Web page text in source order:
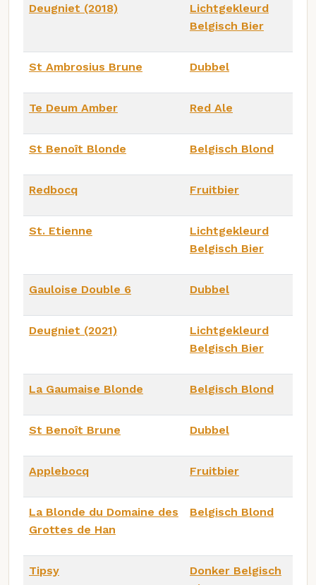
Deugniet (2018)
Lichtgekleurd
Belgisch Bier
St Ambrosius Brune Dubbel
Te Deum Amber Red Ale
St Benoît Blonde Belgisch Blond
Redbocq Fruitbier
St. Etienne
Lichtgekleurd
Belgisch Bier
Gauloise Double 6 Dubbel
Deugniet (2021)
Lichtgekleurd
Belgisch Bier
La Gaumaise Blonde Belgisch Blond
St Benoît Brune Dubbel
Applebocq Fruitbier
La Blonde du Domaine des
Grottes de Han
Belgisch Blond
Tipsy
Donker Belgisch